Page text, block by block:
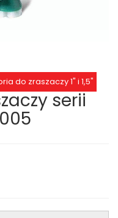
do zraszaczy 1" i 1,5"
serii